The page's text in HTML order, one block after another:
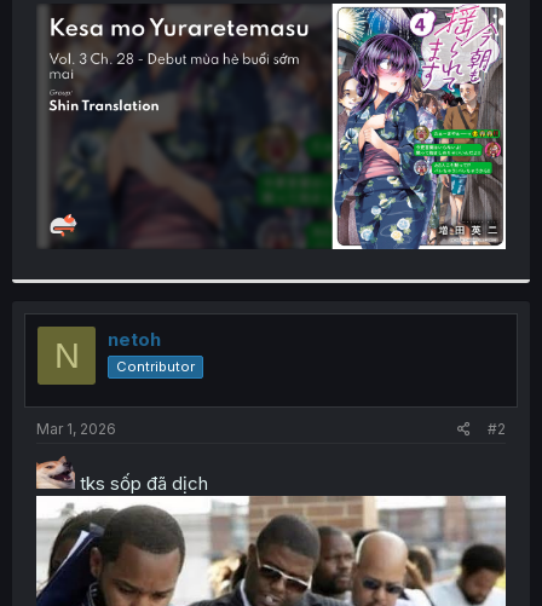
e
r
N netoh
Contributor
Mar 1, 2026 #2
tks sốp đã dịch